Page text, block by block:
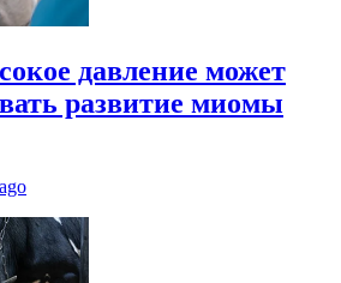
давление может
развитие миомы